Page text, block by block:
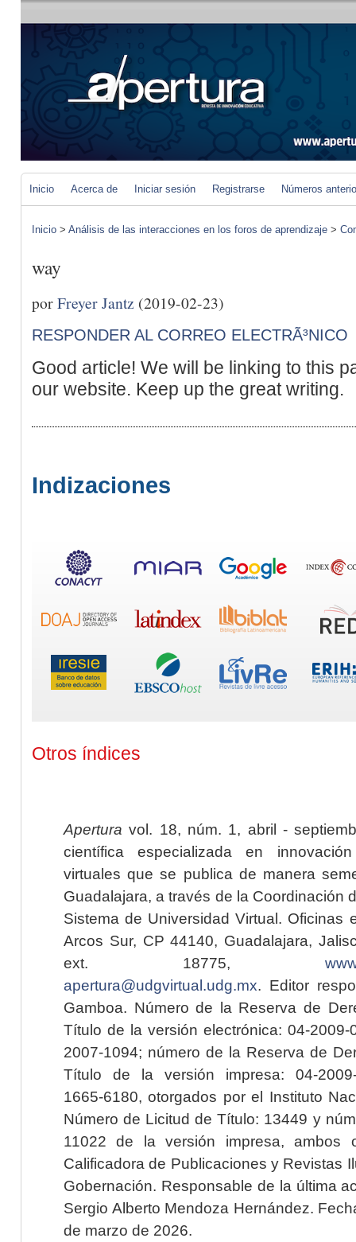
Inicio Acerca de Iniciar sesión Registrarse Números
Inicio > Análisis de las interacciones en los foros de aprendizaje >
way
porFreyer Jantz (2019-02-23)
RESPONDER AL CORREO ELECTRÃ³NICO
Good article! We will be linking to this
our website. Keep up the great writing.
Indizaciones
Otros índices
Apertura vol. 18, núm. 1, abril -
científica especializada en
virtuales que se publica de manera
Guadalajara, a través de la Coordinación
Sistema de Universidad Virtual. Oficinas
Arcos Sur, CP 44140, Guadalajara,
ext. 18775,
apertura@udgvirtual.udg.mx. Editor
Gamboa. Número de la Reserva de
Título de la versión electrónica: 04-2009-
2007-1094; número de la Reserva de
Título de la versión impresa: 04-2009-
1665-6180, otorgados por el Instituto
Número de Licitud de Título: 13449 y
11022 de la versión impresa, ambos
Calificadora de Publicaciones y Revistas
Gobernación. Responsable de la última
Sergio Alberto Mendoza Hernández.
de marzo de 2026.